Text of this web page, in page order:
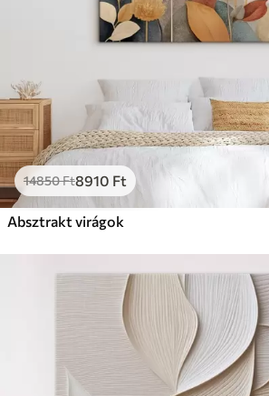
14850Ft8910 Ft
Absztrakt virágok